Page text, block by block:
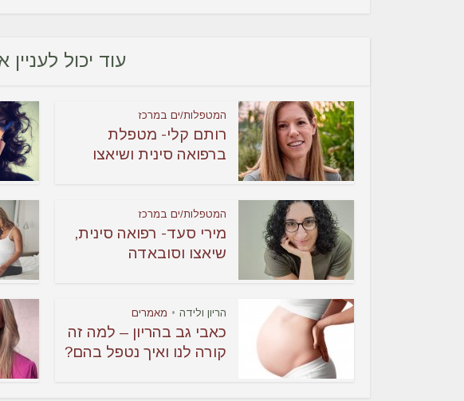
עוד יכול לעניין
המטפלות/ים במרכז
רותם קלי- מטפלת
ברפואה סינית ושיאצו
המטפלות/ים במרכז
מירי סעד- רפואה סינית,
שיאצו וסובאדה
הריון ולידה • מאמרים
כאבי גב בהריון – למה זה
קורה לנו ואיך נטפל בהם?